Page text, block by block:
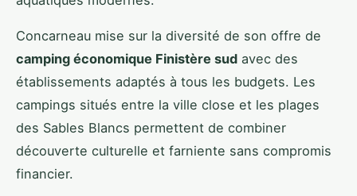
Concarneau mise sur la diversité de son offre de
camping économique Finistère sud avec des
établissements adaptés à tous les budgets. Les
campings situés entre la ville close et les plages
des Sables Blancs permettent de combiner
découverte culturelle et farniente sans compromis
financier.